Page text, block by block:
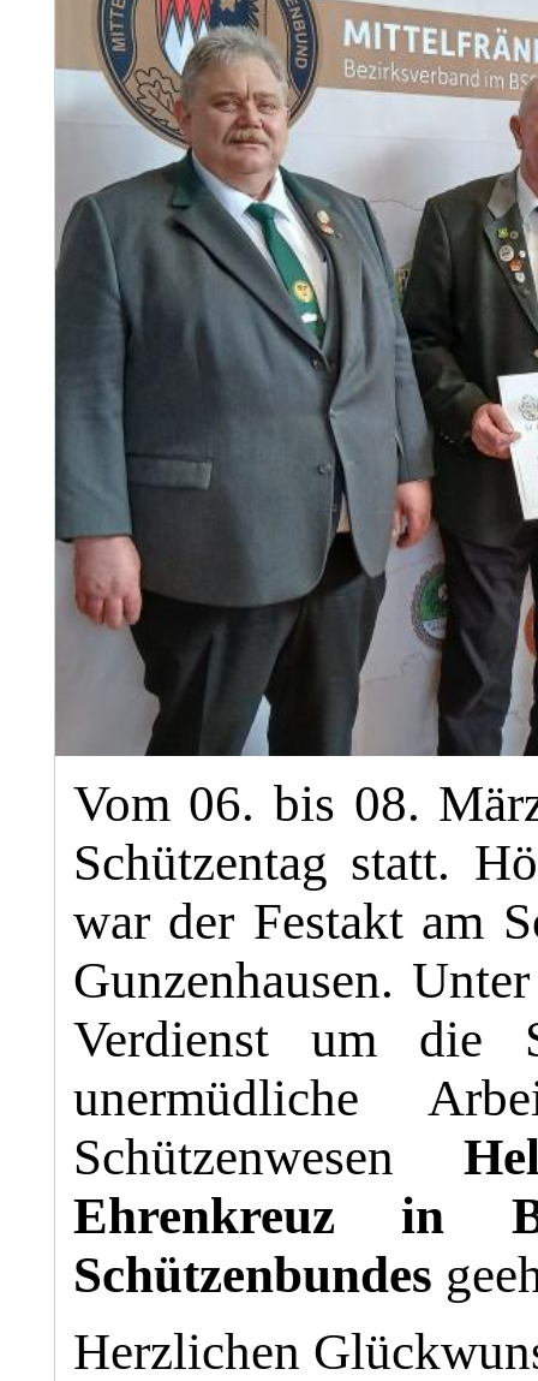
Vom 06. bis 08.
Schützentag statt.
war der Festakt am
Gunzenhausen.
Verdienst um die
unermüdliche
Schützenwesen
Ehrenkreuz in
Schützenbundes
Herzlichen